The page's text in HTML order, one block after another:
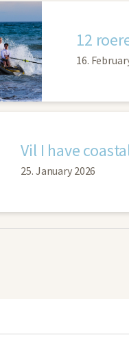
12
16.
Vil I have
25. January 2026